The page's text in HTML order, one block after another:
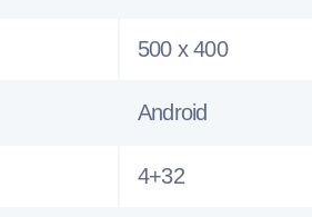
500 x 400
Android
4+32